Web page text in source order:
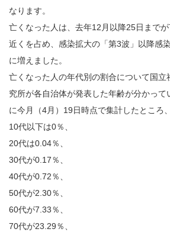
なります。
亡くなった人は、去年12月以降25日まで
近くを占め、感染拡大の「第3波」以降感
に増えました。
亡くなった人の年代別の割合について国立
究所が各自治体が発表した年齢が分かって
に今月（4月）19日時点で集計したところ、
10代以下は0％、
20代は0.04％、
30代が0.17％、
40代が0.72％、
50代が2.30％、
60代が7.33％、
70代が23.29％、